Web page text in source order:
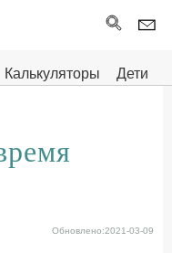
Калькуляторы
Дети
Обновлено:2021-03-09